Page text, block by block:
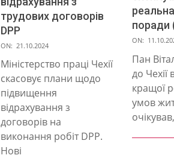
трудових договорів
DPP
2024-
10-
ON: 21.10.2024
Міністерство праці Чехії
скасовує плани щодо
підвищення
відрахування з
договорів на
виконання робіт DPP.
Нові
поради
2024-
10-
ON:
Пан
до
кращої
умов
очікував,